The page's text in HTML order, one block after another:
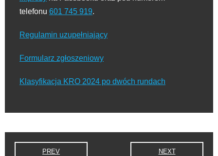
telefonu 601 745 919.
Regulamin uzupełniający
Formularz zgłoszeniowy
Klasyfikacja KRO 2024 po dwóch rundach
PREV NEXT